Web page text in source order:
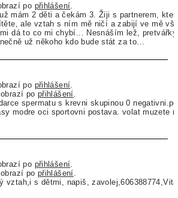
po přihlášení
mám 2 děti a čekám 3. Žiji s partnerem,
ale vztah s ním mě ničí a zabijí ve mě
dá to co mi chybí... Nesnáším lež,
už někoho kdo bude stát za to...
po přihlášení
po přihlášení
spermatu s krevni skupinou 0
modre oci sportovni postava. volat muzete
po přihlášení
po přihlášení
vztah,i s dětmi, napiš, zavolej,606388774,Vita